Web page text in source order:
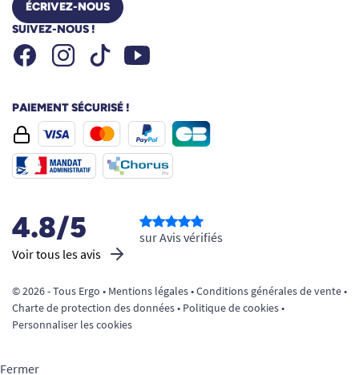
ÉCRIVEZ-NOUS
SUIVEZ-NOUS !
FacebookInstagramTiktok Youtube
PAIEMENT SÉCURISÉ !
4.8/5
Voir tous les avis
sur Avis vérifiés
© 2026 - Tous Ergo • Mentions légales•Conditions générales de vente•
Charte de protection des données• Politique de cookies•
Personnaliser les cookies
Fermer